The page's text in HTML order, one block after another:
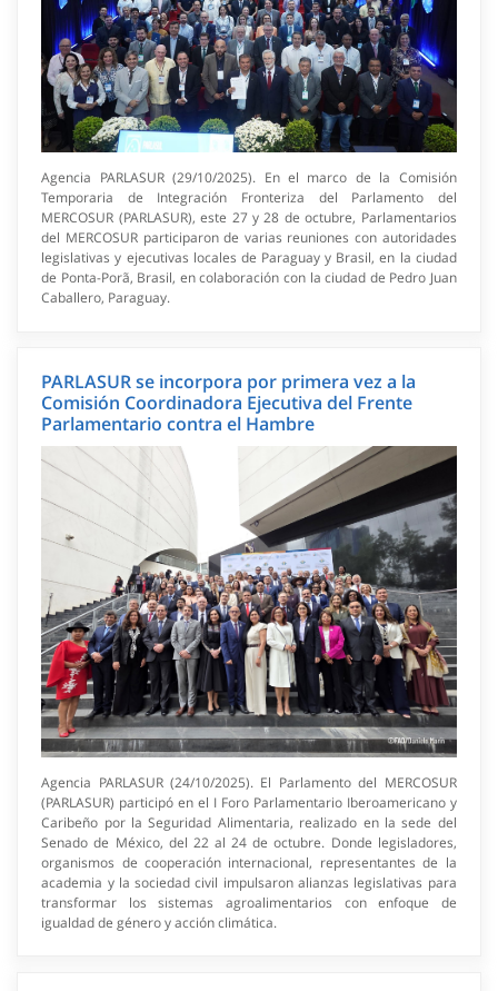
Agencia PARLASUR (29/10/2025). En el marco de la Comisión
Temporaria de Integración Fronteriza del Parlamento del
MERCOSUR (PARLASUR), este 27 y 28 de octubre, Parlamentarios
del MERCOSUR participaron de varias reuniones con autoridades
legislativas y ejecutivas locales de Paraguay y Brasil, en la ciudad
de Ponta-Porã, Brasil, en colaboración con la ciudad de Pedro Juan
Caballero, Paraguay.
PARLASUR se incorpora por primera vez a la
Comisión Coordinadora Ejecutiva del Frente
Parlamentario contra el Hambre
Agencia PARLASUR (24/10/2025). El Parlamento del MERCOSUR
(PARLASUR) participó en el I Foro Parlamentario Iberoamericano y
Caribeño por la Seguridad Alimentaria, realizado en la sede del
Senado de México, del 22 al 24 de octubre. Donde legisladores,
organismos de cooperación internacional, representantes de la
academia y la sociedad civil impulsaron alianzas legislativas para
transformar los sistemas agroalimentarios con enfoque de
igualdad de género y acción climática.